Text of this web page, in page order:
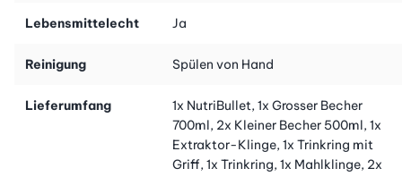
auch von Hand gewaschen werden. Die Klingen reinigst du
einfach mit Seifenwasser, und die NutriBullet Motor Basis
wischst du mit einem feuchten Tuch ab.
Lebensmittelecht Ja
Reinigung Spülen von Hand
Lieferumfang
1x NutriBullet, 1x Grosser Becher
700ml, 2x Kleiner Becher 500ml, 1x
Extraktor-Klinge, 1x Trinkring mit
Griff, 1x Trinkring, 1x Mahlklinge, 2x